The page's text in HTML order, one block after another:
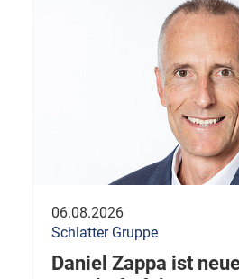
06.08.2026
Schlatter Gruppe
Daniel Zappa ist